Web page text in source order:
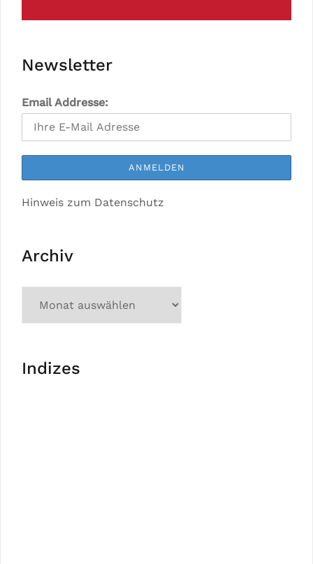
Newsletter
Email Addresse:
Hinweis zum Datenschutz
Archiv
Indizes